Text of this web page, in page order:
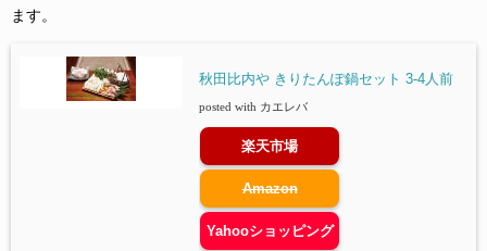
ます。
秋田比内や きりたんぽ鍋セット 3-4人前
posted with カエレバ
楽天市場
Amazon
Yahooショッピング